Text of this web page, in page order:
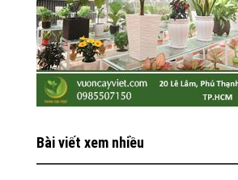
Bài viết xem nhiều